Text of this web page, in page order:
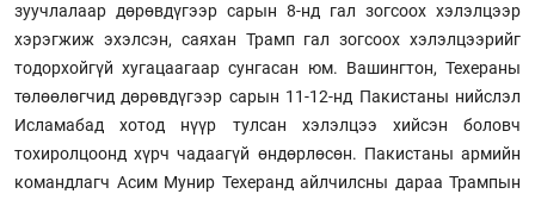
зуучлалаар дөрөвдүгээр сарын 8-нд гал зогсоох хэлэлцээр
хэрэгжиж эхэлсэн, саяхан Трамп гал зогсоох хэлэлцээрийг
тодорхойгүй хугацаагаар сунгасан юм. Вашингтон, Техераны
төлөөлөгчид дөрөвдүгээр сарын 11-12-нд Пакистаны нийслэл
Исламабад хотод нүүр тулсан хэлэлцээ хийсэн боловч
тохиролцоонд хүрч чадаагүй өндөрлөсөн. Пакистаны армийн
командлагч Асим Мунир Техеранд айлчилсны дараа Трампын